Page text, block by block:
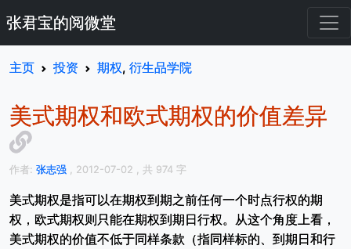
张君宝的阅微堂
主页 投资 期权, 衍生品学院
美式期权和欧式期权的价值差异
作者: 张志强 , 2012-07-02 , 共 974 字
美式期权是指可以在期权到期之前任何一个时点行权的期
权，欧式期权则只能在期权到期日行权。从这个角度上看，
美式期权的价值不低于同样条款（指同样标的、到期日和行